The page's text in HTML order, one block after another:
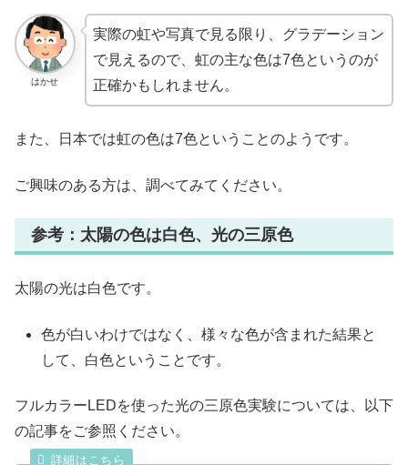
はかせ
実際の虹や写真で見る限り、グラデーション
で見えるので、虹の主な色は7色というのが
正確かもしれません。
また、日本では虹の色は7色ということのようです。
ご興味のある方は、調べてみてください。
参考：太陽の色は白色、光の三原色
太陽の光は白色です。
色が白いわけではなく、様々な色が含まれた結果と
して、白色ということです。
フルカラーLEDを使った光の三原色実験については、以下
の記事をご参照ください。